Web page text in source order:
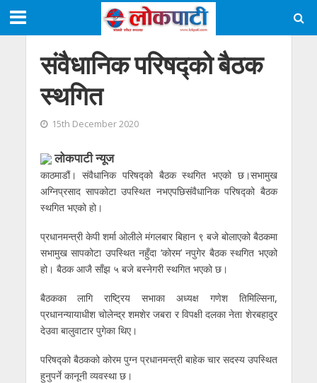
संवैधानिक परिषद्को बैठक
स्थगित
15th December 2020
लोकपाटी न्यूज
काठमाडौं। संवैधानिक परिषद्को बैठक स्थगित भएको छ।सभामुख
अग्निप्रसाद सापकोटा उपस्थित नभएपछिसंवैधानिक परिषद्को बैठक
स्थगित भएको हो।
प्रधानमन्त्री केपी शर्मा ओलीले मंगलबार बिहान ९ बजे बोलाएको बैठकमा
सभामुख सापकोटा उपस्थित नहुँदा ‘कोरम’ नपुगेर बैठक स्थगित भएको
हो। बैठक आजै साँझ ५ बजे बस्नेगरी स्थगित भएको छ।
बैठकका लागि राष्ट्रिय सभाका अध्यक्ष गणेश तिमिल्सिना,
प्रधानन्यायाधीश चोलेन्द्र शमशेर जबरा र विपक्षी दलका नेता शेरबहादुर
देउवा बालुवाटार पुगेका थिए।
परिषद्को बैठकको कोरम पुग्न प्रधानमन्त्री बाहेक चार सदस्य उपस्थित
हुनुपर्ने कानूनी व्यवस्था छ।